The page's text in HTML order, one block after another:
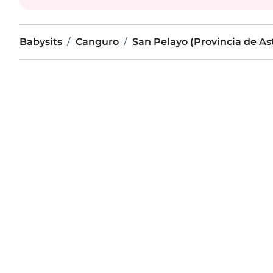
Babysits Canguro San Pelayo (Provincia de